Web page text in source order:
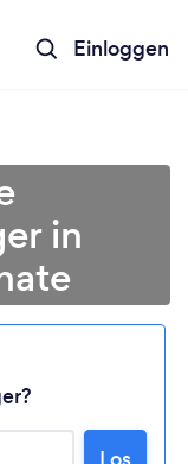
Einloggen
in